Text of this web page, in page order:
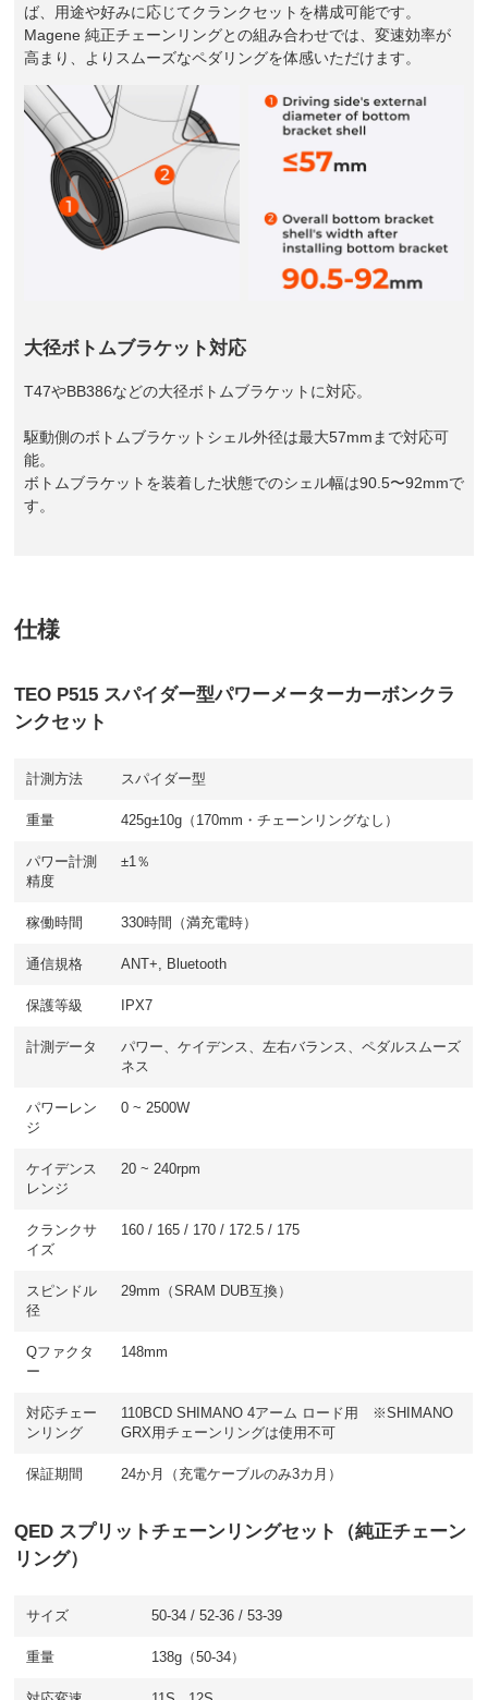
ば、用途や好みに応じてクランクセットを構成可能です。
Magene 純正チェーンリングとの組み合わせでは、変速効率が
高まり、よりスムーズなペダリングを体感いただけます。
大径ボトムブラケット対応
T47やBB386などの大径ボトムブラケットに対応。
駆動側のボトムブラケットシェル外径は最大57mmまで対応可
能。
ボトムブラケットを装着した状態でのシェル幅は90.5〜92mmで
す。
仕様
TEO P515 スパイダー型パワーメーターカーボンクラ
ンクセット
計測方法 スパイダー型
重量 425g±10g（170mm・チェーンリングなし）
パワー計測
精度
±1％
稼働時間 330時間（満充電時）
通信規格 ANT+, Bluetooth
保護等級 IPX7
計測データ
パワー、ケイデンス、左右バランス、ペダルスムーズ
ネス
パワーレン
ジ
0 ~ 2500W
ケイデンス
レンジ
20 ~ 240rpm
クランクサ
イズ
160 / 165 / 170 / 172.5 / 175
スピンドル
径
29mm（SRAM DUB互換）
Qファクタ
ー
148mm
対応チェー
ンリング
110BCD SHIMANO 4アーム ロード用 ※SHIMANO
GRX用チェーンリングは使用不可
保証期間 24か月（充電ケーブルのみ3カ月）
QED スプリットチェーンリングセット（純正チェーン
リング）
サイズ 50-34 / 52-36 / 53-39
重量 138g（50-34）